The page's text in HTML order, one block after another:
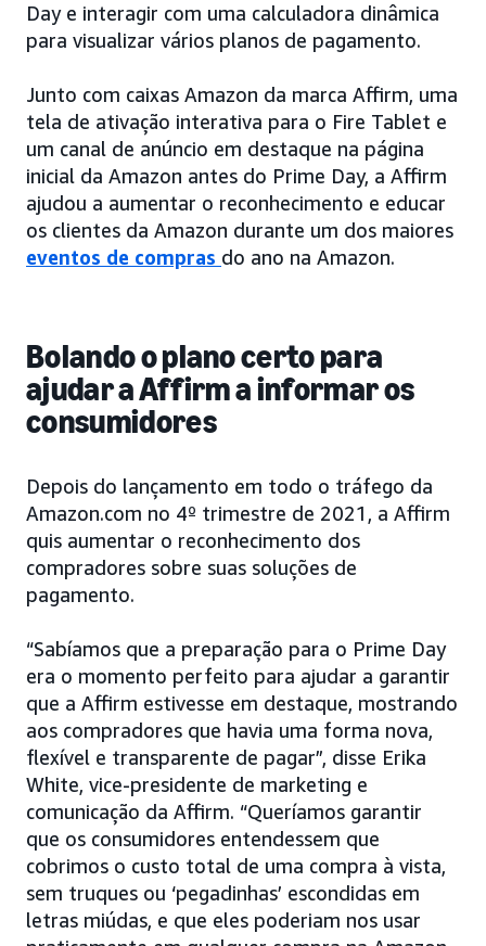
Day e interagir com uma calculadora dinâmica
para visualizar vários planos de pagamento.
Junto com caixas Amazon da marca Affirm, uma
tela de ativação interativa para o Fire Tablet e
um canal de anúncio em destaque na página
inicial da Amazon antes do Prime Day, a Affirm
ajudou a aumentar o reconhecimento e educar
os clientes da Amazon durante um dos maiores
eventos de compras do ano na Amazon.
Bolando o plano certo para
ajudar a Affirm a informar os
consumidores
Depois do lançamento em todo o tráfego da
Amazon.com no 4º trimestre de 2021, a Affirm
quis aumentar o reconhecimento dos
compradores sobre suas soluções de
pagamento.
“Sabíamos que a preparação para o Prime Day
era o momento perfeito para ajudar a garantir
que a Affirm estivesse em destaque, mostrando
aos compradores que havia uma forma nova,
flexível e transparente de pagar”, disse Erika
White, vice-presidente de marketing e
comunicação da Affirm. “Queríamos garantir
que os consumidores entendessem que
cobrimos o custo total de uma compra à vista,
sem truques ou ‘pegadinhas’ escondidas em
letras miúdas, e que eles poderiam nos usar